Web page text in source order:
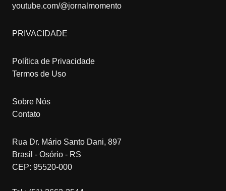
youtube.com/@jornalmomento
PRIVACIDADE
Política de Privacidade
Termos de Uso
Sobre Nós
Contato
Rua Dr. Mário Santo Dani, 897
Brasil - Osório - RS
CEP: 95520-000